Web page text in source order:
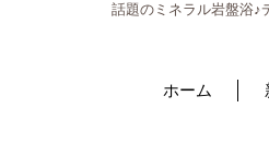
話題のミネラル岩盤浴♪
ホーム